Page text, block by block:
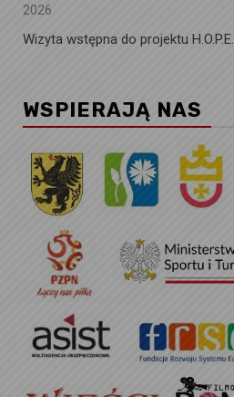
2026
Wizyta wstępna do projektu H.O.P.E.
WSPIERAJĄ NAS